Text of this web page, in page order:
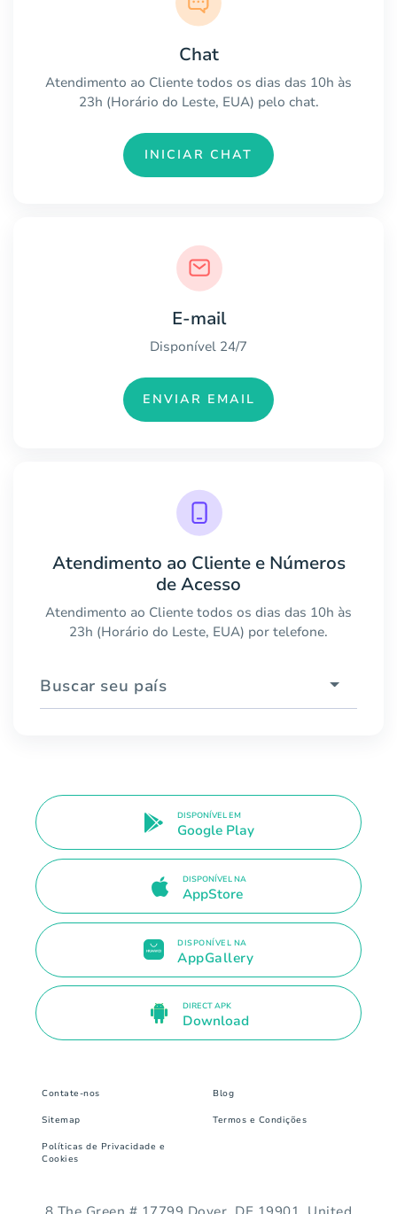
Chat
Atendimento ao Cliente todos os dias das 10h às
23h (Horário do Leste, EUA) pelo chat.
INICIAR CHAT
E-mail
Disponível 24/7
ENVIAR EMAIL
Atendimento ao Cliente e Números
de Acesso
Atendimento ao Cliente todos os dias das 10h às
23h (Horário do Leste, EUA) por telefone.
Buscar seu país
DISPONÍVEL EM
Google Play
DISPONÍVEL NA
AppStore
DISPONÍVEL NA
AppGallery
DIRECT APK
Download
Contate-nos Blog
Sitemap Termos e Condições
Políticas de Privacidade e
Cookies